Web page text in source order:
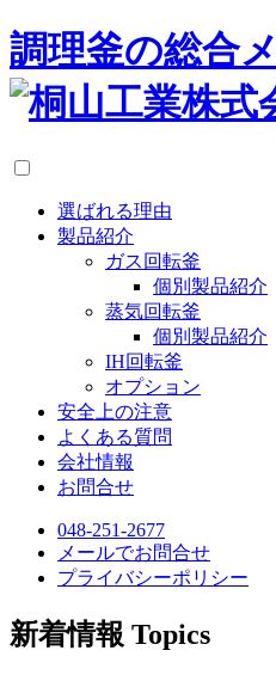
調理釜の総合
選ばれる理由
製品紹介
ガス回転釜
個別製品紹介
蒸気回転釜
個別製品紹介
IH回転釜
オプション
安全上の注意
よくある質問
会社情報
お問合せ
048-251-2677
メールでお問合せ
プライバシーポリシー
新着情報 Topics